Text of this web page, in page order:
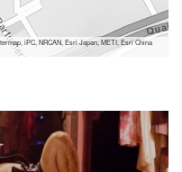
iPC, NRCAN, Esri Japan, METI, Esri China